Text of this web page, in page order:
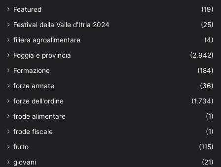
Featured
(19)
Festival della Valle d'Itria 2024
(25)
filiera agroalimentare
(4)
Foggia e provincia
(2.942)
Formazione
(184)
forze armate
(36)
forze dell'ordine
(1.734)
frode alimentare
(1)
frode fiscale
(1)
furto
(115)
giovani
(21)